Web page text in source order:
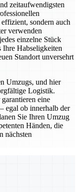
zeitaufwendigsten
sondern auch
verwenden
einzelne Stück
Ihre Habseligkeiten
Standort unversehrt
Umzugs, und hier
Logistik.
eine
egal ob innerhalb der
Sie Ihren Umzug
Händen, die
nächsten